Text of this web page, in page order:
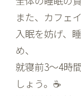
また、カフェ
入眠を妨げ、
め、
就寝前3〜4時
しょう。☕️